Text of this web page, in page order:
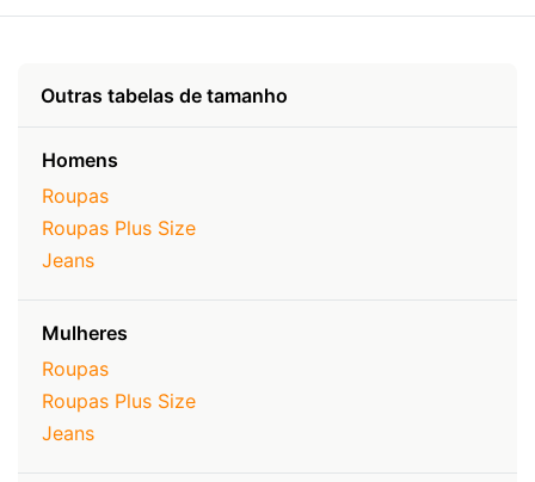
Outras tabelas de tamanho
Homens
Roupas
Roupas Plus Size
Jeans
Mulheres
Roupas
Roupas Plus Size
Jeans